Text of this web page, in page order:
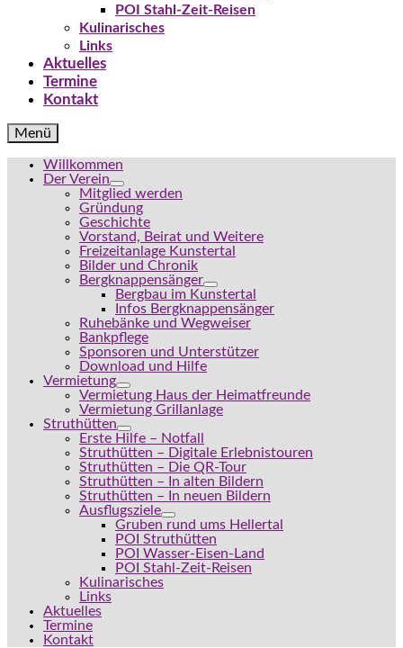
POI Stahl-Zeit-Reisen
Kulinarisches
Links
Aktuelles
Termine
Kontakt
Menü
Willkommen
Der Verein
Mitglied werden
Gründung
Geschichte
Vorstand, Beirat und Weitere
Freizeitanlage Kunstertal
Bilder und Chronik
Bergknappensänger
Bergbau im Kunstertal
Infos Bergknappensänger
Ruhebänke und Wegweiser
Bankpflege
Sponsoren und Unterstützer
Download und Hilfe
Vermietung
Vermietung Haus der Heimatfreunde
Vermietung Grillanlage
Struthütten
Erste Hilfe – Notfall
Struthütten – Digitale Erlebnistouren
Struthütten – Die QR-Tour
Struthütten – In alten Bildern
Struthütten – In neuen Bildern
Ausflugsziele
Gruben rund ums Hellertal
POI Struthütten
POI Wasser-Eisen-Land
POI Stahl-Zeit-Reisen
Kulinarisches
Links
Aktuelles
Termine
Kontakt